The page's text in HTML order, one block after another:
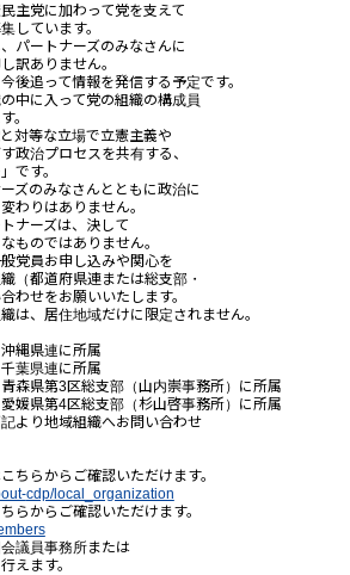
民主党に加わって党を支えて
しています。
パートナーズのみなさんに
訳ありません。
後追って情報を発信する予定です。
中に入って党の組織の構成員
。
対等な立場で立憲主義や
政治プロセスを共有する、
」です。
ズのみなさんとともに政治に
わりはありません。
ナーズは、決して
ものではありません。
党員お申し込みや関心を
（都道府県連または総支部・
わせをお願いいたします。
は、居住地域だけに限定されません。
縄県連に所属
葉県連に所属
森県第3区総支部（山内崇事務所）に所属
媛県第4区総支部（杉山啓事務所）に所属
より地域組織へお問い合わせ
ちらからご確認いただけます。
cdp/local_organization
らからご確認いただけます。
議員事務所または
えます。